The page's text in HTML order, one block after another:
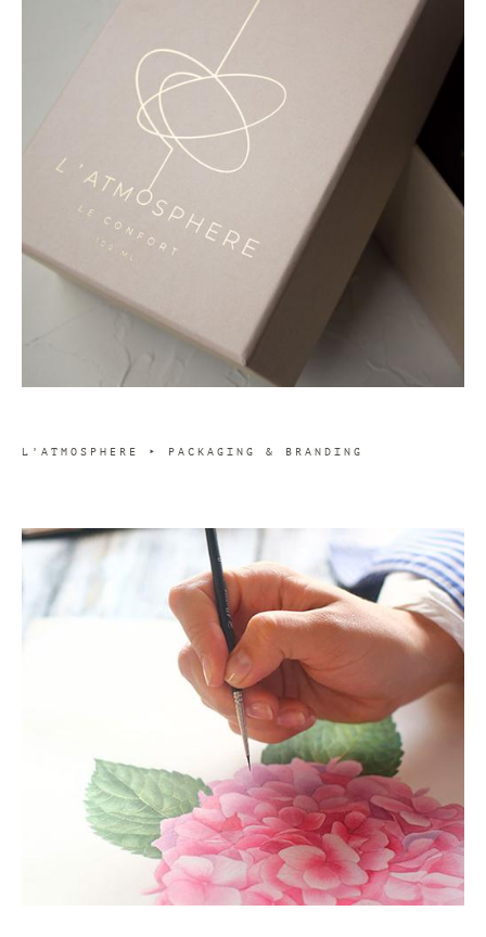
L’ATMOSPHERE ‣ PACKAGING & BRANDING